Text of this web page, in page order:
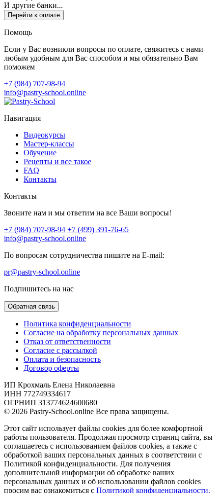
И другие банки...
Перейти к оплате
Помощь
Если у Вас возникли вопросы по оплате, свяжитесь с нами
любым удобным для Вас способом и мы обязательно Вам
поможем
+7 (984) 707-98-94
info@pastry-school.online
Навигация
Видеокурсы
Мастер-классы
Обучение
Рецепты и все такое
FAQ
Контакты
Контакты
Звоните нам и мы ответим на все Ваши вопросы!
+7 (984) 707-98-94 +7 (499) 391-76-65
info@pastry-school.online
По вопросам сотрудничества пишите на E-mail:
pr@pastry-school.online
Подпишитесь на нас
Обратная связь
Политика конфиденциальности
Согласие на обработку персональных данных
Отказ от ответственности
Согласие с рассылкой
Оплата и безопасность
Договор оферты
ИП Крохмаль Елена Николаевна
ИНН 772749334617
ОГРНИП 313774624600680
© 2026 Pastry-School.online Все права защищены.
Этот сайт использует файлы cookies для более комфортной
работы пользователя. Продолжая просмотр страниц сайта, вы
соглашаетесь с использованием файлов cookies, а также с
обработкой ваших персональных данных в соответствии с
Политикой конфиденциальности. Для получения
дополнительной информации об обработке ваших
персональных данных и об использовании файлов cookies
просим вас ознакомиться с Политикой конфиденциальности.